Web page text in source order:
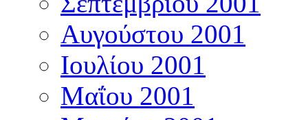
Αυγούστου 2001
Ιουλίου 2001
Μαΐου 2001